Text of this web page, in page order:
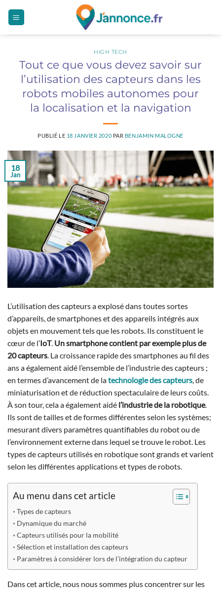
HIGH TECH
Tout ce que vous devez savoir sur
l’utilisation des capteurs dans les
robots mobiles autonomes pour
la localisation et la navigation
PUBLIÉ LE 18 JANVIER 2020 PAR BENJAMIN MALOGNE
18
Jan
L’utilisation des capteurs a explosé dans toutes sortes
d’appareils, de smartphones et des appareils intégrés aux
objets en mouvement tels que les robots. Ils constituent le
cœur de l’IoT. Un smartphone contient par exemple plus de
20 capteurs. La croissance rapide des smartphones au fil des
ans a également aidé l’ensemble de l’industrie des capteurs ;
en termes d’avancement de latechnologie des capteurs, de
miniaturisation et de réduction spectaculaire de leurs coûts.
À son tour, cela a également aidé l’industrie de la robotique.
Ils sont de tailles et de formes différentes selon les systèmes;
mesurant divers paramètres quantifiables du robot ou de
l’environnement externe dans lequel se trouve le robot. Les
types de capteurs utilisés en robotique sont grands et varient
selon les différentes applications et types de robots.
Au menu dans cet article
Types de capteurs
Dynamique du marché
Capteurs utilisés pour la mobilité
Sélection et installation des capteurs
Paramètres à considérer lors de l’intégration du capteur
Dans cet article, nous nous sommes plus concentrer sur les